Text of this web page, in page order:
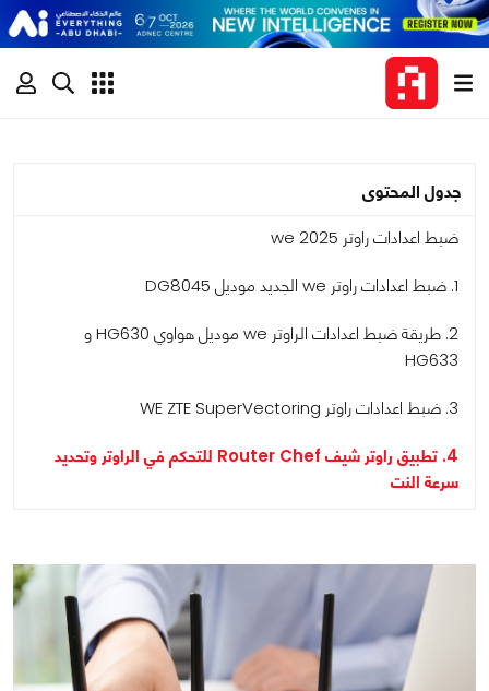
جدول المحتوى
ضبط اعدادات راوتر we 2025
1. ضبط اعدادات راوتر we الجديد موديل DG8045
2. طريقة ضبط اعدادات الراوتر we موديل هواوي HG630 و
HG633
3. ضبط اعدادات راوتر WE ZTE SuperVectoring
4. تطبيق راوتر شيف Router Chef للتحكم في الراوتر وتحديد
سرعة النت